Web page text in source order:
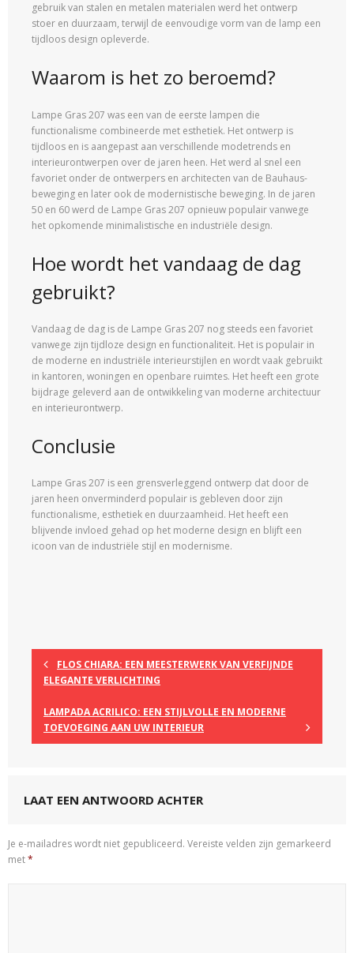
gebruik van stalen en metalen materialen werd het ontwerp
stoer en duurzaam, terwijl de eenvoudige vorm van de lamp een
tijdloos design opleverde.
Waarom is het zo beroemd?
Lampe Gras 207 was een van de eerste lampen die
functionalisme combineerde met esthetiek. Het ontwerp is
tijdloos en is aangepast aan verschillende modetrends en
interieurontwerpen over de jaren heen. Het werd al snel een
favoriet onder de ontwerpers en architecten van de Bauhaus-
beweging en later ook de modernistische beweging. In de jaren
50 en 60 werd de Lampe Gras 207 opnieuw populair vanwege
het opkomende minimalistische en industriële design.
Hoe wordt het vandaag de dag
gebruikt?
Vandaag de dag is de Lampe Gras 207 nog steeds een favoriet
vanwege zijn tijdloze design en functionaliteit. Het is populair in
de moderne en industriële interieurstijlen en wordt vaak gebruikt
in kantoren, woningen en openbare ruimtes. Het heeft een grote
bijdrage geleverd aan de ontwikkeling van moderne architectuur
en interieurontwerp.
Conclusie
Lampe Gras 207 is een grensverleggend ontwerp dat door de
jaren heen onverminderd populair is gebleven door zijn
functionalisme, esthetiek en duurzaamheid. Het heeft een
blijvende invloed gehad op het moderne design en blijft een
icoon van de industriële stijl en modernisme.
FLOS CHIARA: EEN MEESTERWERK VAN VERFIJNDE
ELEGANTE VERLICHTING
LAMPADA ACRILICO: EEN STIJLVOLLE EN MODERNE
TOEVOEGING AAN UW INTERIEUR
LAAT EEN ANTWOORD ACHTER
Je e-mailadres wordt niet gepubliceerd. Vereiste velden zijn gemarkeerd
met*